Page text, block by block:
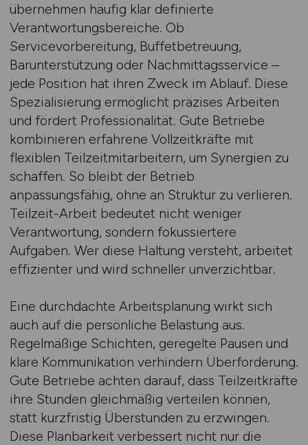
übernehmen häufig klar definierte
Verantwortungsbereiche. Ob
Servicevorbereitung, Buffetbetreuung,
Barunterstützung oder Nachmittagsservice –
jede Position hat ihren Zweck im Ablauf. Diese
Spezialisierung ermöglicht präzises Arbeiten
und fördert Professionalität. Gute Betriebe
kombinieren erfahrene Vollzeitkräfte mit
flexiblen Teilzeitmitarbeitern, um Synergien zu
schaffen. So bleibt der Betrieb
anpassungsfähig, ohne an Struktur zu verlieren.
Teilzeit-Arbeit bedeutet nicht weniger
Verantwortung, sondern fokussiertere
Aufgaben. Wer diese Haltung versteht, arbeitet
effizienter und wird schneller unverzichtbar.
Eine durchdachte Arbeitsplanung wirkt sich
auch auf die persönliche Belastung aus.
Regelmäßige Schichten, geregelte Pausen und
klare Kommunikation verhindern Überforderung.
Gute Betriebe achten darauf, dass Teilzeitkräfte
ihre Stunden gleichmäßig verteilen können,
statt kurzfristig Überstunden zu erzwingen.
Diese Planbarkeit verbessert nicht nur die